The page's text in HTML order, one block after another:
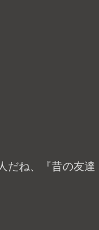
だね、『昔の友達